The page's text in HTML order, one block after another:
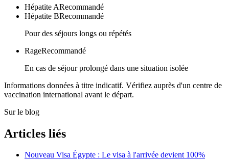
Hépatite ARecommandé
Hépatite BRecommandé
Pour des séjours longs ou répétés
RageRecommandé
En cas de séjour prolongé dans une situation isolée
Informations données à titre indicatif. Vérifiez auprès d'un centre de
vaccination international avant le départ.
Sur le blog
Articles liés
Nouveau Visa Égypte : Le visa à l'arrivée devient 100%